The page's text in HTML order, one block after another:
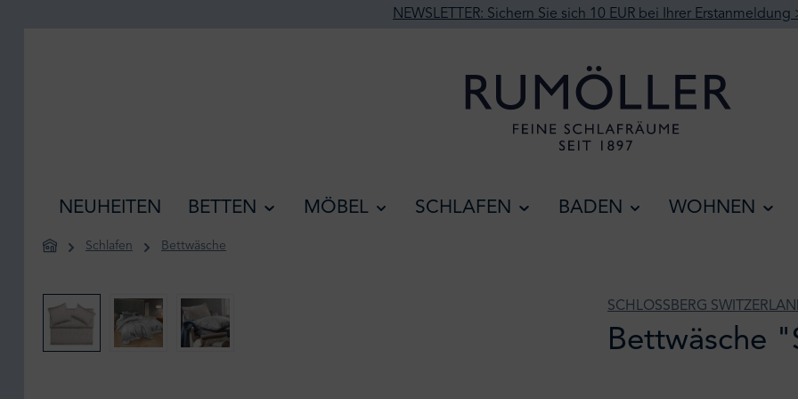
NEWSLETTER: Sichern Sie sich 10 EUR bei Ihrer Erstanmeldung
NEUHEITEN BETTEN MÖBEL SCHLAFEN BADEN WOHNEN
Schlafen Bettwäsche
SCHLOSSBERG
Bettwäsche